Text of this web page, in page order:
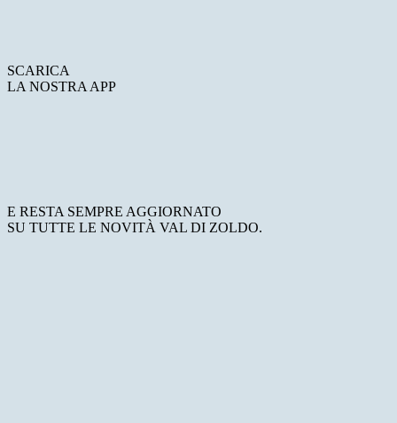
SCARICA
LA NOSTRA APP
E RESTA SEMPRE AGGIORNATO
SU TUTTE LE NOVITÀ VAL DI ZOLDO.